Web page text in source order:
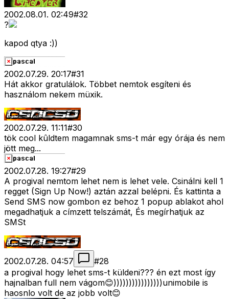
2002.08.01. 02:49#32
?
kapod qtya :))
2002.07.29. 20:17#31
Hát akkor gratulálok. Többet nemtok esgíteni és
használom nekem müxik.
2002.07.29. 11:11#30
tök cool kûldtem magamnak sms-t már egy órája és nem
jött meg...
2002.07.28. 19:27#29
A progival nemtom lehet nem is lehet vele. Csinálni kell 1
regget (Sign Up Now!) aztán azzal belépni. És kattinta a
Send SMS now gombon ez behoz 1 popup ablakot ahol
megadhatjuk a címzett telszámát, És megírhatjuk az
SMSt
2002.07.28. 04:57 #28
a progival hogy lehet sms-t küldeni??? én ezt most így
hajnalban full nem vágom😊))))))))))))))))unimobile is
haosnlo volt de az jobb volt😊